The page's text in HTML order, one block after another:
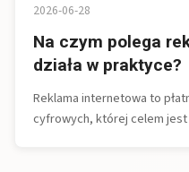
2026-06-28
Na czym polega
działa w praktyce?
Reklama internetowa to
cyfrowych, której celem